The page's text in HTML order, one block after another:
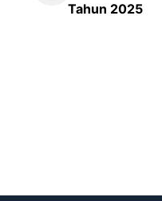
Tahun 2025